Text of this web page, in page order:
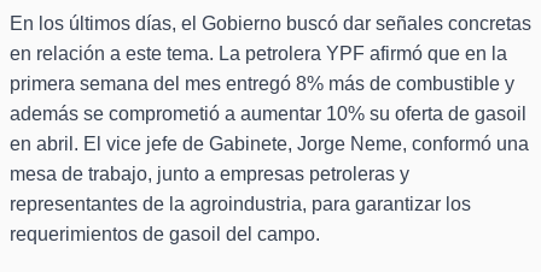
En los últimos días, el Gobierno buscó dar señales concretas
en relación a este tema. La petrolera YPF afirmó que en la
primera semana del mes entregó 8% más de combustible y
además se comprometió a aumentar 10% su oferta de gasoil
en abril. El vice jefe de Gabinete, Jorge Neme, conformó una
mesa de trabajo, junto a empresas petroleras y
representantes de la agroindustria, para garantizar los
requerimientos de gasoil del campo.